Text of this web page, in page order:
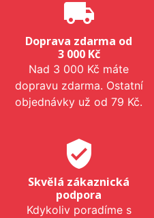
local_shipping
Doprava zdarma od
3 000 Kč
Nad 3 000 Kč máte
dopravu zdarma. Ostatní
objednávky už od 79 Kč.
verified_user
Skvělá zákaznická
podpora
Kdykoliv poradíme s